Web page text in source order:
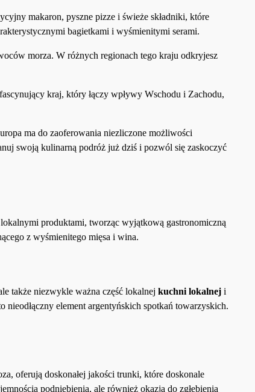
makaron, pyszne pizze i świeże składniki, które
bagietkami i wyśmienitymi serami.
morza. W różnych regionach tego kraju odkryjesz
kraj, który łączy wpływy Wschodu i Zachodu,
ma do zaoferowania niezliczone możliwości
swoją kulinarną podróż już dziś i pozwól się zaskoczyć
produktami, tworząc wyjątkową gastronomiczną
z wyśmienitego mięsa i wina.
także niezwykle ważna część lokalnej kuchni lokalnej i
element argentyńskich spotkań towarzyskich.
oferują doskonałej jakości trunki, które doskonale
podniebienia, ale również okazją do zgłębienia